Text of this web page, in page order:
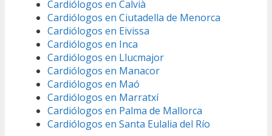
Cardiólogos en Calvià
Cardiólogos en Ciutadella de Menorca
Cardiólogos en Eivissa
Cardiólogos en Inca
Cardiólogos en Llucmajor
Cardiólogos en Manacor
Cardiólogos en Maó
Cardiólogos en Marratxí
Cardiólogos en Palma de Mallorca
Cardiólogos en Santa Eulalia del Río